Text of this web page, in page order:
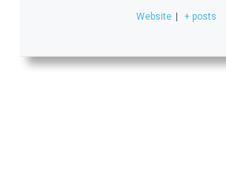
Website | + posts